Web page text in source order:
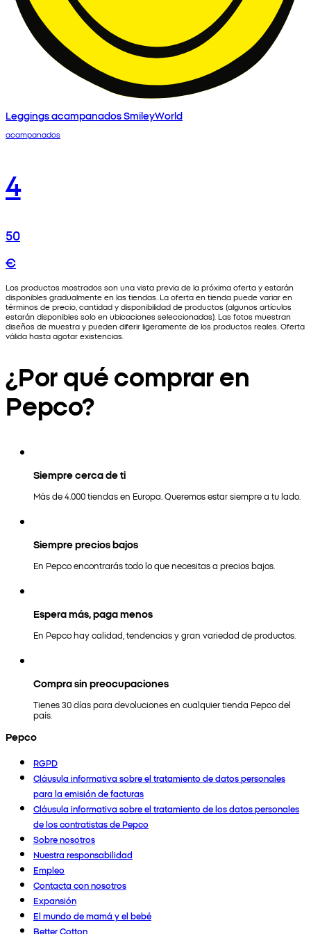
Leggings acampanados SmileyWorld
acampanados
4
50
€
Los productos mostrados son una vista previa de la próxima oferta y estarán
disponibles gradualmente en las tiendas. La oferta en tienda puede variar en
términos de precio, cantidad y disponibilidad de productos (algunos artículos
estarán disponibles solo en ubicaciones seleccionadas). Las fotos muestran
diseños de muestra y pueden diferir ligeramente de los productos reales. Oferta
válida hasta agotar existencias.
¿Por qué comprar en
Pepco?
Siempre cerca de ti
Más de 4.000 tiendas en Europa. Queremos estar siempre a tu lado.
Siempre precios bajos
En Pepco encontrarás todo lo que necesitas a precios bajos.
Espera más, paga menos
En Pepco hay calidad, tendencias y gran variedad de productos.
Compra sin preocupaciones
Tienes 30 días para devoluciones en cualquier tienda Pepco del
país.
Pepco
RGPD
Cláusula informativa sobre el tratamiento de datos personales
para la emisión de facturas
Cláusula informativa sobre el tratamiento de los datos personales
de los contratistas de Pepco
Sobre nosotros
Nuestra responsabilidad
Empleo
Contacta con nosotros
Expansión
El mundo de mamá y el bebé
Better Cotton